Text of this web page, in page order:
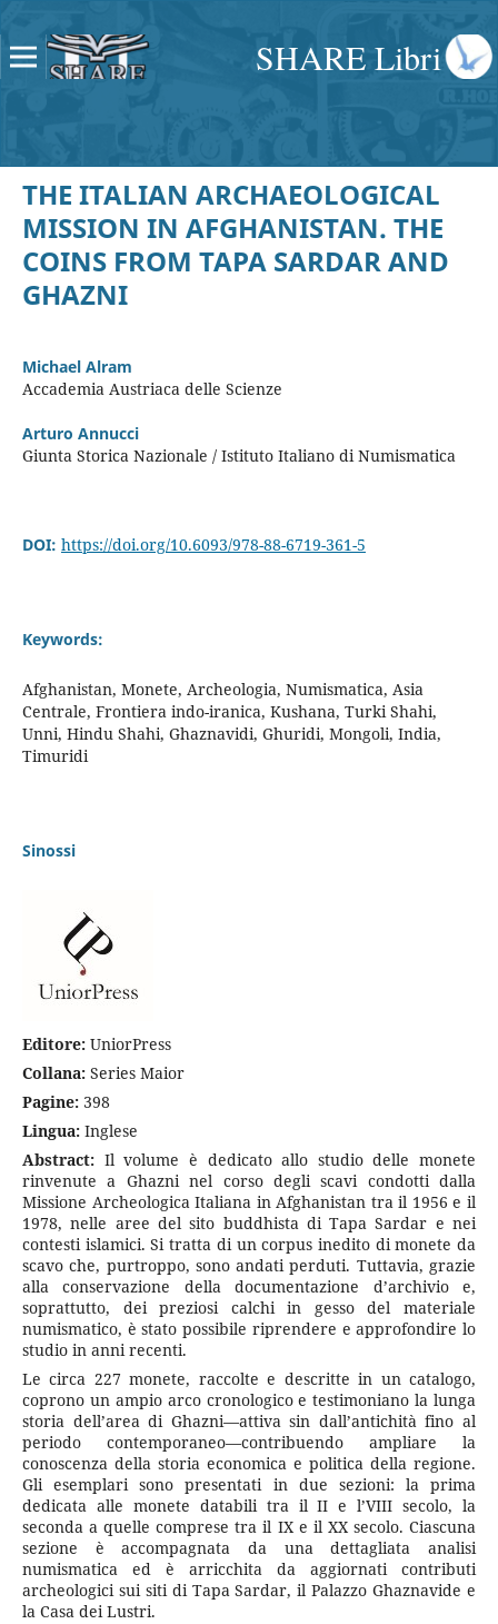
SHARE Libri
THE ITALIAN ARCHAEOLOGICAL
MISSION IN AFGHANISTAN. THE
COINS FROM TAPA SARDAR AND
GHAZNI
Michael Alram
Accademia Austriaca delle Scienze
Arturo Annucci
Giunta Storica Nazionale / Istituto Italiano di Numismatica
DOI: https://doi.org/10.6093/978-88-6719-361-5
Keywords:
Afghanistan, Monete, Archeologia, Numismatica, Asia
Centrale, Frontiera indo-iranica, Kushana, Turki Shahi,
Unni, Hindu Shahi, Ghaznavidi, Ghuridi, Mongoli, India,
Timuridi
Sinossi
Editore:UniorPress
Collana:Series Maior
Pagine:398
Lingua:Inglese
Abstract: Il volume è dedicato allo studio delle monete
rinvenute a Ghazni nel corso degli scavi condotti dalla
Missione Archeologica Italiana in Afghanistan tra il 1956 e il
1978, nelle aree del sito buddhista di Tapa Sardar e nei
contesti islamici. Si tratta di un corpus inedito di monete da
scavo che, purtroppo, sono andati perduti. Tuttavia, grazie
alla conservazione della documentazione d’archivio e,
soprattutto, dei preziosi calchi in gesso del materiale
numismatico, è stato possibile riprendere e approfondire lo
studio in anni recenti.
Le circa 227 monete, raccolte e descritte in un catalogo,
coprono un ampio arco cronologico e testimoniano la lunga
storia dell’area di Ghazni—attiva sin dall’antichità fino al
periodo contemporaneo—contribuendo ampliare la
conoscenza della storia economica e politica della regione.
Gli esemplari sono presentati in due sezioni: la prima
dedicata alle monete databili tra il II e l’VIII secolo, la
seconda a quelle comprese tra il IX e il XX secolo. Ciascuna
sezione è accompagnata da una dettagliata analisi
numismatica ed è arricchita da aggiornati contributi
archeologici sui siti di Tapa Sardar, il Palazzo Ghaznavide e
la Casa dei Lustri.